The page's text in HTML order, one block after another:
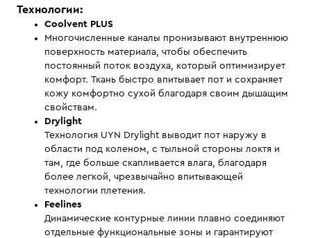
Технологии:
Coolvent PLUS
Многочисленные каналы пронизывают внутреннюю
поверхность материала, чтобы обеспечить
постоянный поток воздуха, который оптимизирует
комфорт. Ткань быстро впитывает пот и сохраняет
кожу комфортно сухой благодаря своим дышащим
свойствам.
Drylight
Технология UYN Drylight выводит пот наружу в
области под коленом, с тыльной стороны локтя и
там, где больше скапливается влага, благодаря
более легкой, чрезвычайно впитывающей
технологии плетения.
Feelines
Динамические контурные линии плавно соединяют
отдельные функциональные зоны и гарантируют